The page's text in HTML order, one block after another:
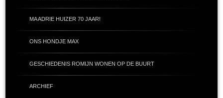
MA ADRIE HUIZER 70 JAAR!
ONS HONDJE MAX
GESCHIEDENIS ROMIJN WONEN OP DE BUURT
ARCHIEF